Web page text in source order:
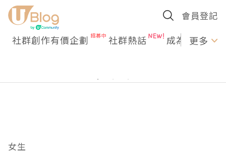
會員登記
社群創作有價企劃 社群熱話 成為U更多
女生